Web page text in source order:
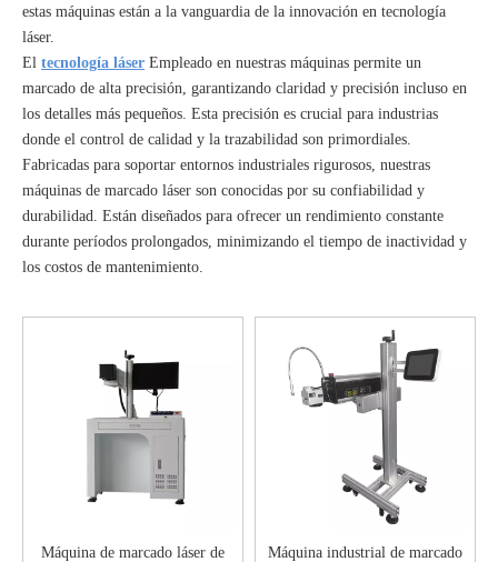
estas máquinas están a la vanguardia de la innovación en tecnología
láser.
El tecnología láser Empleado en nuestras máquinas permite un
marcado de alta precisión, garantizando claridad y precisión incluso en
los detalles más pequeños. Esta precisión es crucial para industrias
donde el control de calidad y la trazabilidad son primordiales.
Fabricadas para soportar entornos industriales rigurosos, nuestras
máquinas de marcado láser son conocidas por su confiabilidad y
durabilidad. Están diseñados para ofrecer un rendimiento constante
durante períodos prolongados, minimizando el tiempo de inactividad y
los costos de mantenimiento.
Máquina de marcado láser de
Máquina industrial de marcado